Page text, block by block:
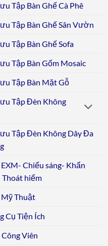
Tập Bàn Ghế Cà Phê
Tập Bàn Ghế Sân Vườn
Tập Bàn Ghế Sofa
Tập Bàn Gốm Mosaic
Tập Bàn Mặt Gỗ
Tập Đèn Không
Tập Đèn Không Dây Đa
Chiếu sáng- Khẩn
Thoát hiểm
Thuật
Cụ Tiện Ích
Viên